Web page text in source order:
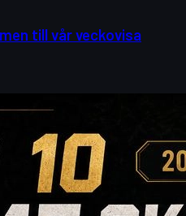
till vår veckovisa